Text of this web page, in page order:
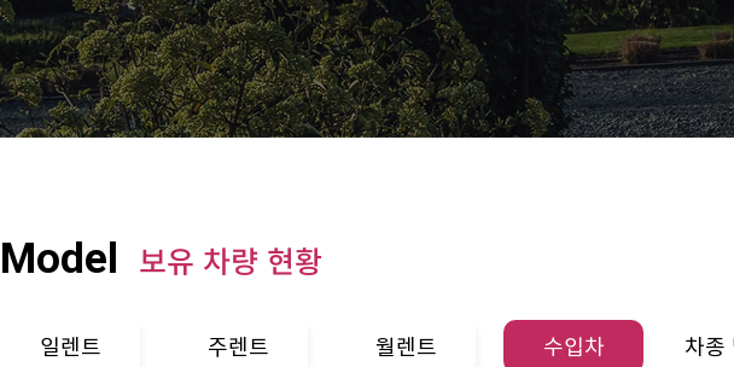
Model 보유 차량 현황
일렌트 주렌트 월렌트 수입차 차종